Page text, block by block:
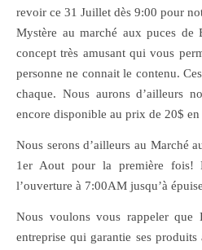
revoir ce 31 Juillet dès 9:00 pour
Mystère au marché aux puces de
concept très amusant qui vous
personne ne connait le contenu.
chaque. Nous aurons d’ailleurs
encore disponible au prix de 20$
Nous serons d’ailleurs au Marché
1er Aout pour la première fois!
l’ouverture à 7:00AM jusqu’à
Nous voulons vous rappeler que
entreprise qui garantie ses